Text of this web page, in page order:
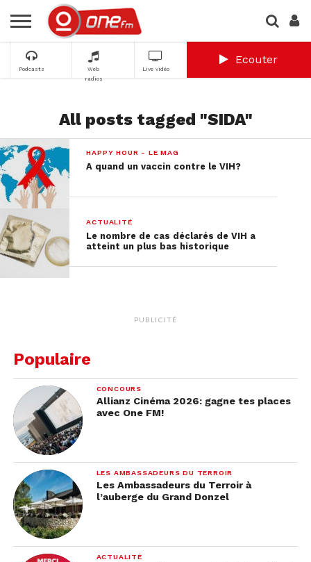
Podcasts
Web
radios
Live vidéo
Ecouter
All posts tagged "SIDA"
HAPPY HOUR - LE MAG
A quand un vaccin contre le VIH?
ACTUALITÉ
Le nombre de cas déclarés de VIH a
atteint un plus bas historique
PUBLICITÉ
Populaire
CONCOURS
Allianz Cinéma 2026: gagne tes places
avec One FM!
LES AMBASSADEURS DU TERROIR
Les Ambassadeurs du Terroir à
l’auberge du Grand Donzel
ACTUALITÉ